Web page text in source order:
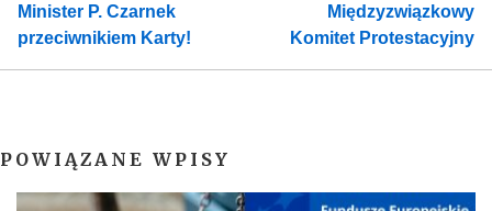
Minister P. Czarnek
przeciwnikiem Karty!
Międzyzwiązkowy
Komitet Protestacyjny
POWIĄZANE WPISY